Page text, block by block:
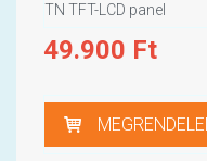
TN TFT-LCD panel
49.900 Ft